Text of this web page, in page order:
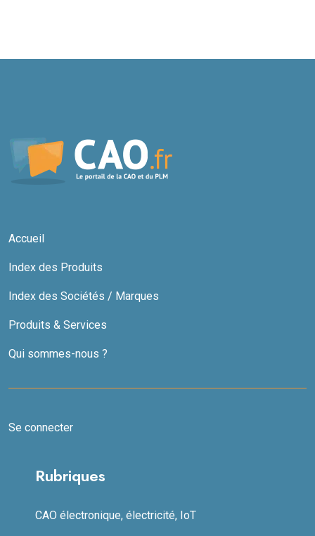
Accueil
Index des Produits
Index des Sociétés / Marques
Produits & Services
Qui sommes-nous ?
Se connecter
Rubriques
CAO électronique, électricité, IoT